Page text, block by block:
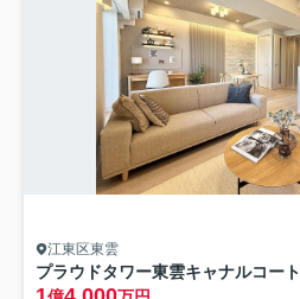
江東区東雲
プラウドタワー東雲キャナルコート